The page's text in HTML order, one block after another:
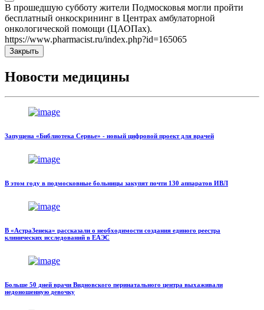
В прошедшую субботу жители Подмосковья могли пройти
бесплатный онкоскрининг в Центрах амбулаторной
онкологической помощи (ЦАОПах).
https://www.pharmacist.ru/index.php?id=165065
Закрыть
Новости медицины
Запущена «Библиотека Сервье» - новый цифровой проект для врачей
В этом году в подмосковные больницы закупят почти 130 аппаратов ИВЛ
В «АстраЗенека» рассказали о необходимости создания единого реестра
клинических исследований в ЕАЭС
Больше 50 дней врачи Видновского перинатального центра выхаживали
недоношенную девочку